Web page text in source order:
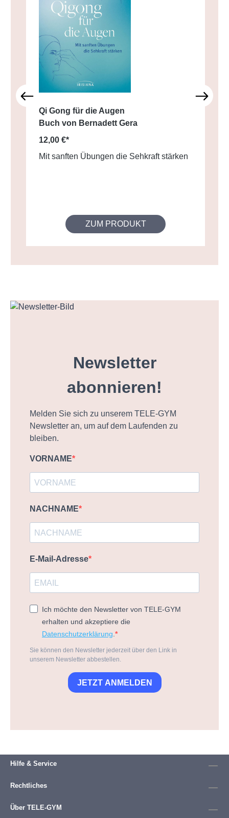
Qi Gong für die Augen
Buch von Bernadett Gera
12,00 €*
Mit sanften Übungen die Sehkraft stärken
ZUM PRODUKT
Newsletter
abonnieren!
Melden Sie sich zu unserem TELE-GYM
Newsletter an, um auf dem Laufenden zu
bleiben.
VORNAME
NACHNAME
E-Mail-Adresse
Ich möchte den Newsletter von TELE-GYM
erhalten und akzeptiere die
Datenschutzerklärung.
Sie können den Newsletter jederzeit über den Link in
unserem Newsletter abbestellen.
JETZT ANMELDEN
Hilfe & Service
Rechtliches
Über TELE-GYM